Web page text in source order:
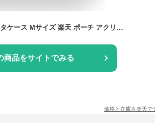
q-lia クーリア アクスタケース Mサイズ 楽天 ポーチ アクリルスタンドケース マルチケース アクスタ ミニポーチ 収納ケース 収納 M キーホルダー 持ち運び クリア 透明 推し活 推し 推し色
商品をサイトでみる
価格と在庫を楽天で